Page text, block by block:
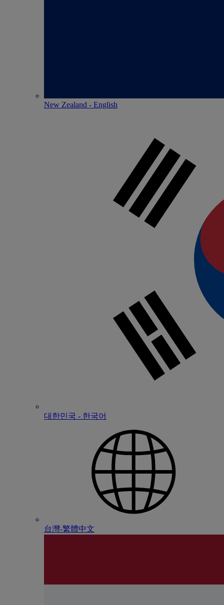
New Zealand - English
대한민국 - 한국어
台灣-繁體中文